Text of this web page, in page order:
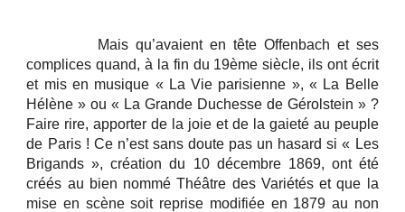
Mais qu’avaient en tête Offenbach et ses
complices quand, à la fin du 19ème siècle, ils ont écrit
et mis en musique « La Vie parisienne », « La Belle
Hélène » ou « La Grande Duchesse de Gérolstein » ?
Faire rire, apporter de la joie et de la gaieté au peuple
de Paris ! Ce n’est sans doute pas un hasard si « Les
Brigands », création du 10 décembre 1869, ont été
créés au bien nommé Théâtre des Variétés et que la
mise en scène soit reprise modifiée en 1879 au non